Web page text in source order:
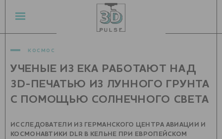
космос
УЧЕНЫЕ ИЗ ЕКА РАБОТАЮТ НАД
3D-ПЕЧАТЬЮ ИЗ ЛУННОГО ГРУНТА
С ПОМОЩЬЮ СОЛНЕЧНОГО СВЕТА
ИССЛЕДОВАТЕЛИ ИЗ ГЕРМАНСКОГО ЦЕНТРА АВИАЦИИ И
КОСМОНАВТИКИ DLR В КЕЛЬНЕ ПРИ ЕВРОПЕЙСКОМ